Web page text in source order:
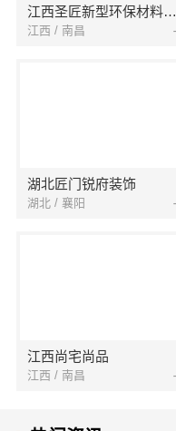
江西圣匠新型环保材料有限公司
江西 / 南昌
湖北匠门锐府装饰
湖北 / 襄阳
江西尚宅尚品
江西 / 南昌